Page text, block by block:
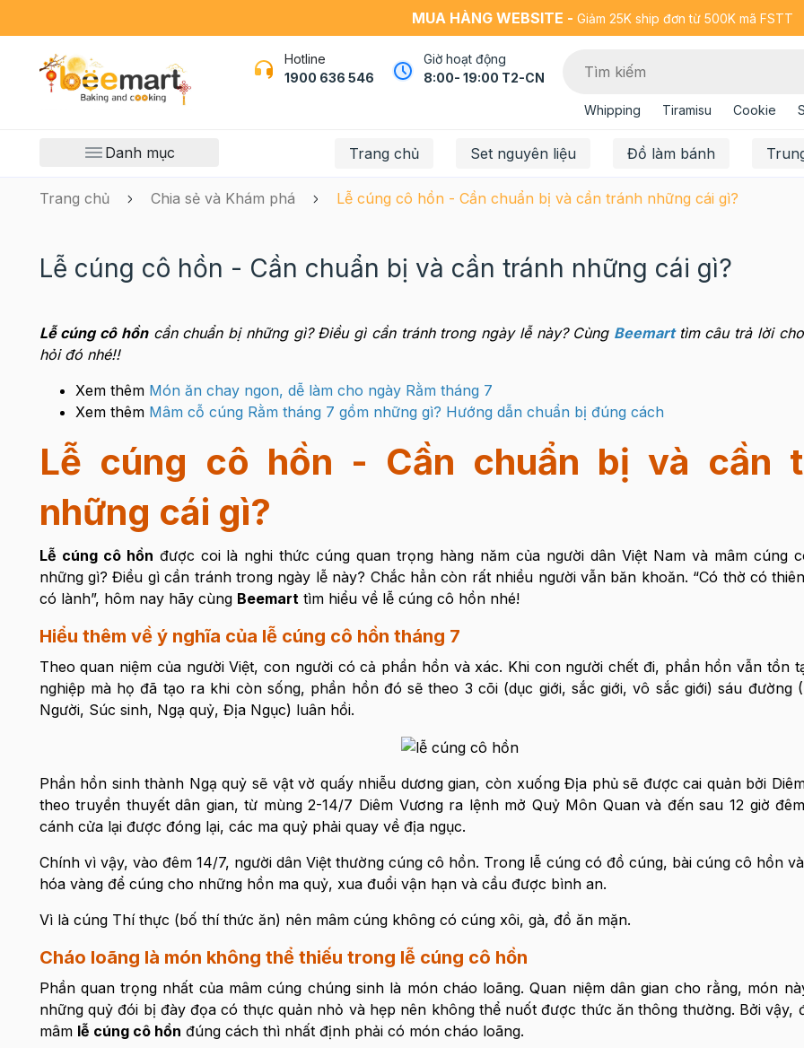
MUA HÀNG WEBSITE - Giảm 25K ship đơn từ 500K mã FSTT
Hotline
1900 636 546
Giờ hoạt động
8:00- 19:00 T2-CN
Whipping Tiramisu Cookie
Danh mục Trang chủ Set nguyên liệu Đồ làm bánh
Trang chủ Chia sẻ và Khám phá Lễ cúng cô hồn - Cần chuẩn bị và cần tránh những cái gì?
Lễ cúng cô hồn - Cần chuẩn bị và cần tránh những cái gì?
Lễ cúng cô hồn cần chuẩn bị những gì? Điều gì cần tránh trong ngày lễ này? Cùng Beemart tìm câu trả lời
hỏi đó nhé!!
Xem thêm Món ăn chay ngon, dễ làm cho ngày Rằm tháng 7
Xem thêm Mâm cỗ cúng Rằm tháng 7 gồm những gì? Hướng dẫn chuẩn bị đúng cách
Lễ cúng cô hồn - Cần chuẩn bị và cần
những cái gì?
Lễ cúng cô hồn được coi là nghi thức cúng quan trọng hàng năm của người dân Việt Nam và mâm cúng
những gì? Điều gì cần tránh trong ngày lễ này? Chắc hẳn còn rất nhiều người vẫn băn khoăn. “Có thờ có
có lành”, hôm nay hãy cùng Beemarttìm hiểu về lễ cúng cô hồn nhé!
Hiểu thêm về ý nghĩa của lễ cúng cô hồn tháng 7
Theo quan niệm của người Việt, con người có cả phần hồn và xác. Khi con người chết đi, phần hồn vẫn tồn
nghiệp mà họ đã tạo ra khi còn sống, phần hồn đó sẽ theo 3 cõi (dục giới, sắc giới, vô sắc giới) sáu đường
Người, Súc sinh, Ngạ quỷ, Địa Ngục) luân hồi.
Phần hồn sinh thành Ngạ quỷ sẽ vật vờ quấy nhiễu dương gian, còn xuống Địa phủ sẽ được cai quản bởi
theo truyền thuyết dân gian, từ mùng 2-14/7 Diêm Vương ra lệnh mở Quỷ Môn Quan và đến sau 12 giờ
cánh cửa lại được đóng lại, các ma quỷ phải quay về địa ngục.
Chính vì vậy, vào đêm 14/7, người dân Việt thường cúng cô hồn. Trong lễ cúng có đồ cúng, bài cúng cô hồn
hóa vàng để cúng cho những hồn ma quỷ, xua đuổi vận hạn và cầu được bình an.
Vì là cúng Thí thực (bố thí thức ăn) nên mâm cúng không có cúng xôi, gà, đồ ăn mặn.
Cháo loãng là món không thể thiếu trong lễ cúng cô hồn
Phần quan trọng nhất của mâm cúng chúng sinh là món cháo loãng. Quan niệm dân gian cho rằng, món
những quỷ đói bị đày đọa có thực quản nhỏ và hẹp nên không thể nuốt được thức ăn thông thường. Bởi vậy,
mâm lễ cúng cô hồn đúng cách thì nhất định phải có món cháo loãng.